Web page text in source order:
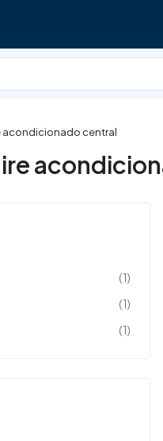
acondicionado central
(1)
(1)
(1)